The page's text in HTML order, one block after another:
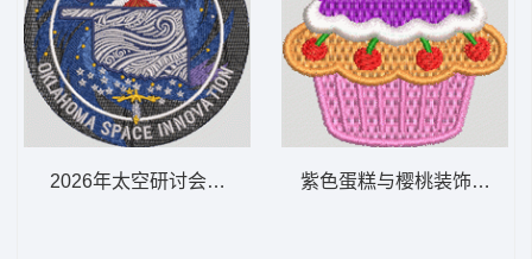
2026年太空研讨会徽章 SPACESYMP OKLAHOMA
紫色蛋糕与樱桃装饰 蛋糕